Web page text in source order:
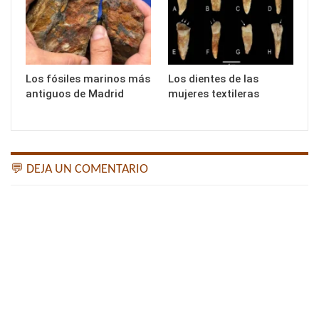
Los fósiles marinos más
antiguos de Madrid
Los dientes de las
mujeres textileras
💬 DEJA UN COMENTARIO